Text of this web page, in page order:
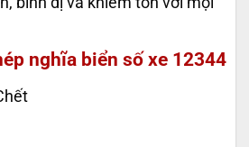
nghĩa biển số xe 12344